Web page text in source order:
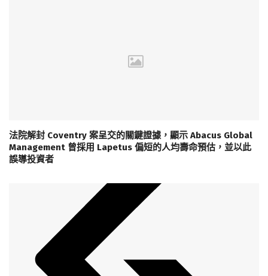
法院解封 Coventry 案呈交的關鍵證據，顯示 Abacus Global
Management 曾採用 Lapetus 偏短的人均壽命預估，並以此
誤導投資者